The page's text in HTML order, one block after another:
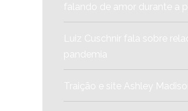
falando de amor durante a
Luiz Cuschnir fala sobre
pandemia
Traição e site Ashley